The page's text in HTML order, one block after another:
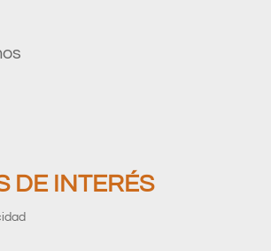
DE INTERÉS